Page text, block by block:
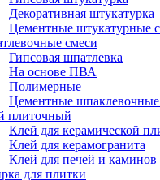
Декоративная штукатурка
Цементные штукатурные
смеси
Гипсовая шпатлевка
На основе ПВА
Полимерные
Цементные шпаклевочные
плиточный
Клей для керамической
Клей для керамогранита
Клей для печей и каминов
для плитки